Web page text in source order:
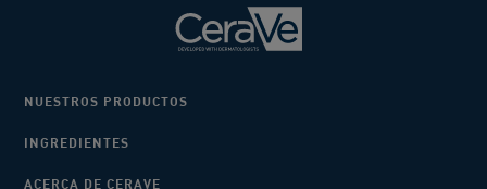
NUESTROS PRODUCTOS
INGREDIENTES
ACERCA DE CERAVE